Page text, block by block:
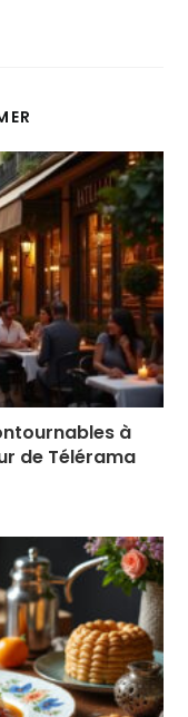
à
de Télérama